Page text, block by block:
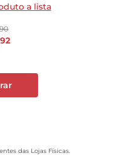
a lista
90
92
das Lojas Físicas.